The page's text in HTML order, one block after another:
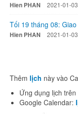
Hien PHAN 2021-01-
Tối 19 tháng 08:
Hien PHAN 2021-01-
Thêm lịch này vào
Ứng dụng lịch
Google Calendar: